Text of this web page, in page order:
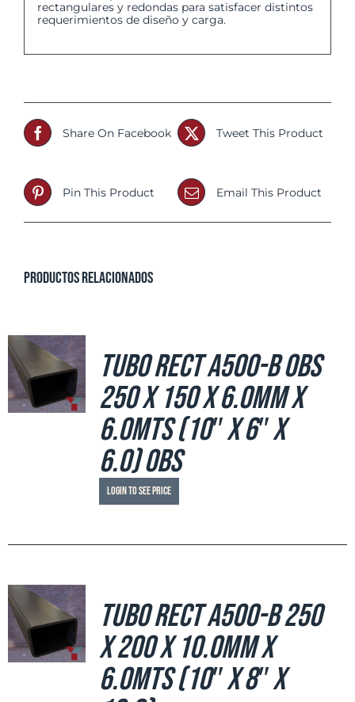
rectangulares y redondas para satisfacer distintos
requerimientos de diseño y carga.
Share On Facebook Tweet This Product
Pin This Product Email This Product
Productos relacionados
Tubo Rect A500-B OBS
250 x 150 x 6.0mm x
6.0mts (10″ x 6″ x
6.0) OBS
Login to see price
Tubo Rect A500-B 250
x 200 x 10.0mm x
6.0mts (10″ x 8″ x